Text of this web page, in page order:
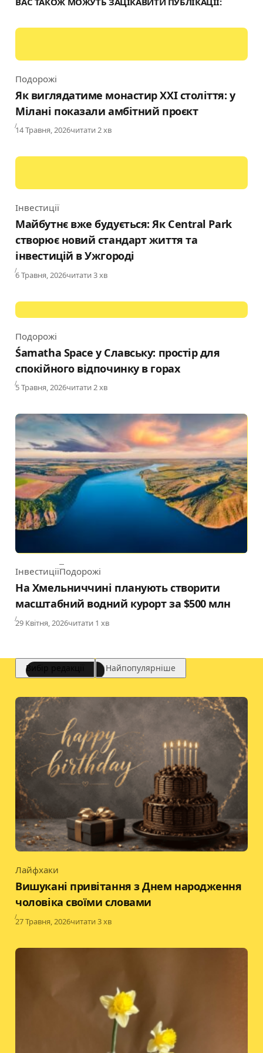
Category
Подорожі
Як виглядатиме монастир XXI століття: у
Мілані показали амбітний проєкт
Published
14 Травня, 2026читати 2 хв
Category
Інвестиції
Майбутнє вже будується: Як Central Park
створює новий стандарт життя та
інвестицій в Ужгороді
Published
6 Травня, 2026читати 3 хв
Category
Подорожі
Śamatha Space у Славську: простір для
спокійного відпочинку в горах
Published
5 Травня, 2026читати 2 хв
Category
ІнвестиціїПодорожі
На Хмельниччині планують створити
масштабний водний курорт за $500 млн
Published
29 Квітня, 2026читати 1 хв
Вибір редакції Найпопулярніше
Category
Лайфхаки
Вишукані привітання з Днем народження
чоловіка своїми словами
Published
27 Травня, 2026читати 3 хв